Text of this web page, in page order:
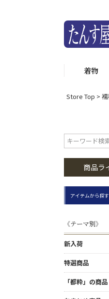
着物
Store Top
商品ラ
アイテムから探す
《テーマ別》
新入荷
特選商品
「都粋」の商品